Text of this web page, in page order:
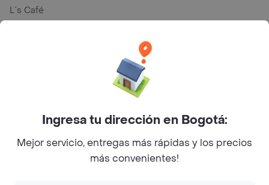
L´s Café
Myriam Camhi Co
Magnifique
Ingresa tu dirección en Bogotá:
Mejor servicio, entregas más rápidas y los precios
más convenientes!